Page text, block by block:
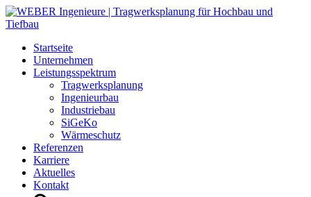
Startseite
Unternehmen
Leistungsspektrum
Tragwerksplanung
Ingenieurbau
Industriebau
SiGeKo
Wärmeschutz
Referenzen
Karriere
Aktuelles
Kontakt